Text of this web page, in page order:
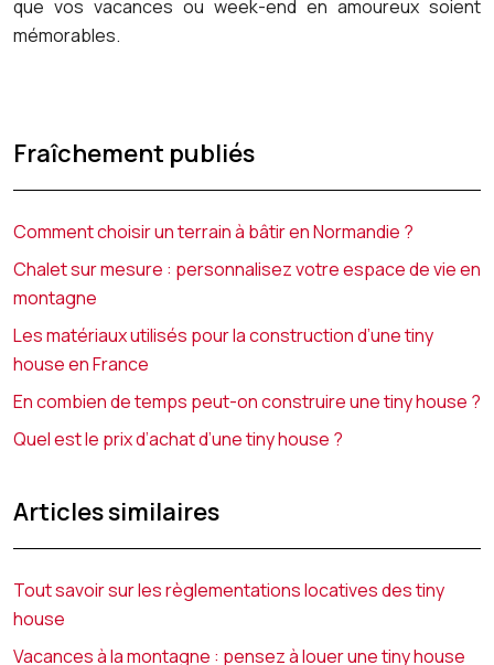
que vos vacances ou week-end en amoureux soient
mémorables.
Fraîchement publiés
Comment choisir un terrain à bâtir en Normandie ?
Chalet sur mesure : personnalisez votre espace de vie en
montagne
Les matériaux utilisés pour la construction d’une tiny
house en France
En combien de temps peut-on construire une tiny house ?
Quel est le prix d’achat d’une tiny house ?
Articles similaires
Tout savoir sur les règlementations locatives des tiny
house
Vacances à la montagne : pensez à louer une tiny house